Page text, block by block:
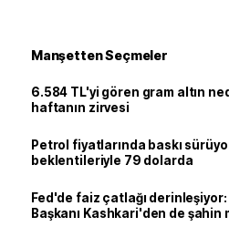
Manşetten Seçmeler
6.584 TL'yi gören gram altın
haftanın zirvesi
Petrol fiyatlarında baskı
beklentileriyle 79 dolarda
Fed'de faiz çatlağı
Başkanı Kashkari'den de şahin